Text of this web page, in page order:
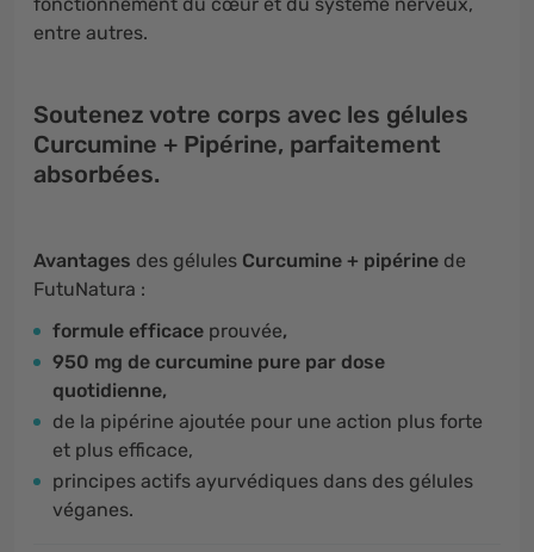
entre autres.
Soutenez votre corps avec les gélules
Curcumine + Pipérine, parfaitement
absorbées.
Avantages des gélules Curcumine + pipérine de
FutuNatura :
formule efficace prouvée,
950 mg de curcumine pure par dose
quotidienne,
de la pipérine ajoutée pour une action plus forte
et plus efficace,
principes actifs ayurvédiques dans des gélules
véganes.